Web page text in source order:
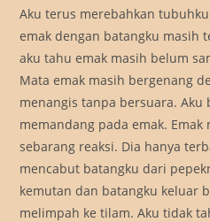
Aku terus merebahkan
emak dengan batangku masih
aku tahu emak masih belum
Mata emak masih bergenang
menangis tanpa bersuara.
memandang pada emak.
sebarang reaksi. Dia hanya
mencabut batangku dari
kemutan dan batangku keluar
melimpah ke tilam. Aku tidak